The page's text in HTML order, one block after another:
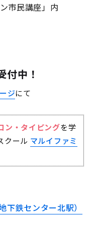
市民講座」内
付中！
ジにて
ン・タイピングを学
クール マルイファミ
鉄センター北駅）